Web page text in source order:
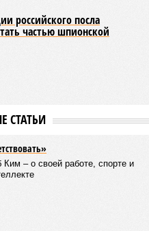
российского посла
частью шпионской
СТАТЬИ
Ким – о своей работе, спорте и